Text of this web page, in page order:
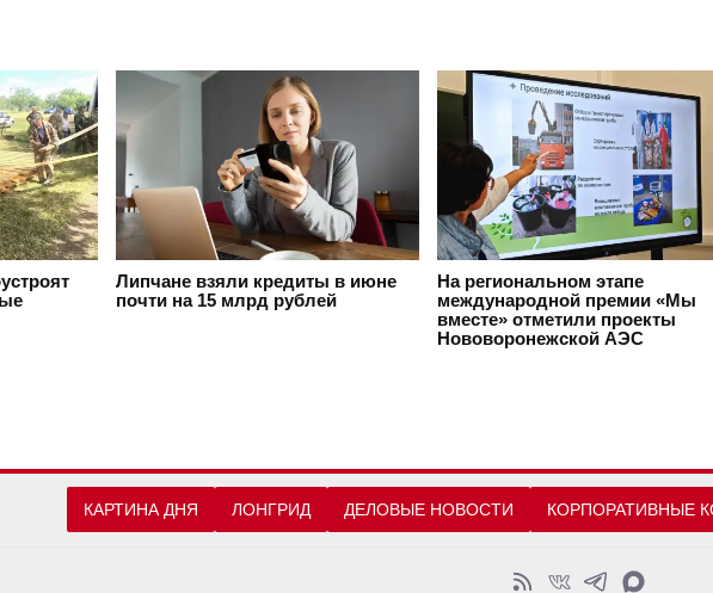
Липчане взяли кредиты в июне
почти на 15 млрд рублей
На региональном этапе
международной премии «Мы
вместе» отметили проекты
Нововоронежской АЭС
КАРТИНА ДНЯ ЛОНГРИД ДЕЛОВЫЕ НОВОСТИ КОРПОРАТИВНЫЕ